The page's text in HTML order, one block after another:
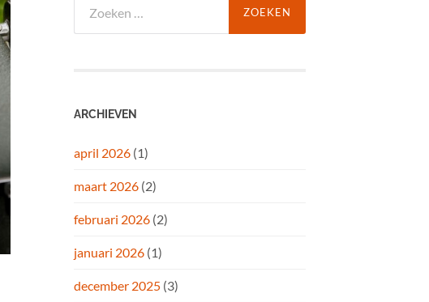
naar:
ARCHIEVEN
april 2026 (1)
maart 2026 (2)
februari 2026 (2)
januari 2026 (1)
december 2025 (3)